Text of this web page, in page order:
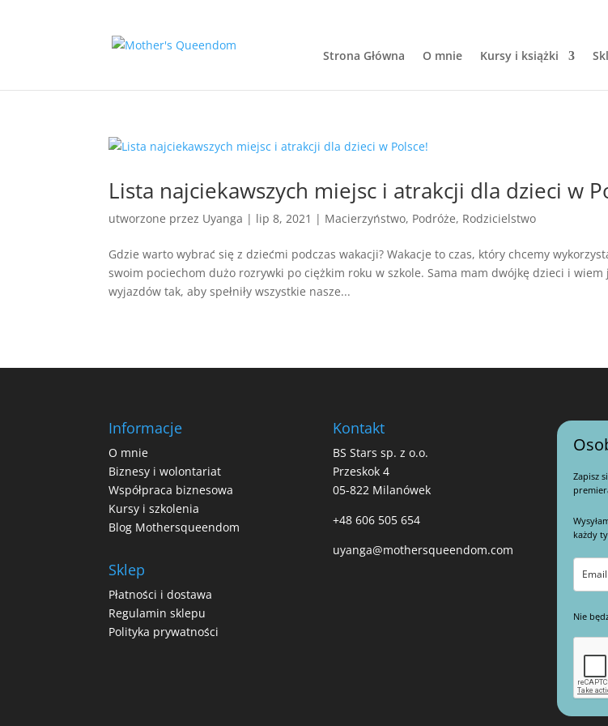
Strona Główna O mnie Kursy i książki
Lista najciekawszych miejsc i atrakcji dla dzieci w
utworzone przez Uyanga | lip 8, 2021 | Macierzyństwo, Podróże, Rodzicielstwo
Gdzie warto wybrać się z dziećmi podczas wakacji? Wakacje to czas, który chcemy
swoim pociechom dużo rozrywki po ciężkim roku w szkole. Sama mam dwójkę dzieci i
wyjazdów tak, aby spełniły wszystkie nasze...
Informacje
O mnie
Biznesy i wolontariat
Współpraca biznesowa
Kursy i szkolenia
Blog Mothersqueendom
Sklep
Płatności i dostawa
Regulamin sklepu
Polityka prywatności
Kontakt
BS Stars sp. z o.o.
Przeskok 4
05-822 Milanówek
+48 606 505 654
uyanga@mothersqueendom.com
Zapisz
każdy
Nie